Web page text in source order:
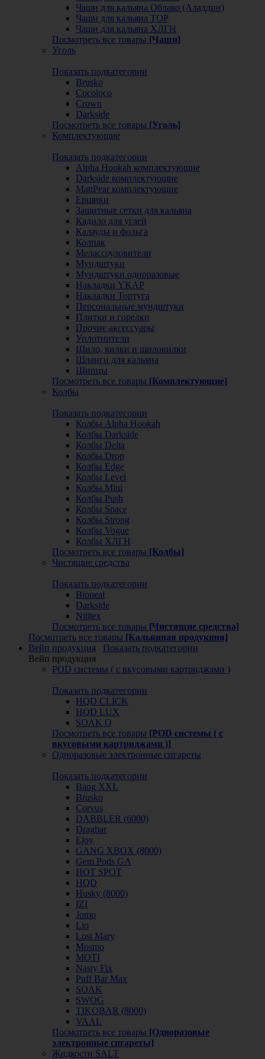
Чаши для кальяна Облако (Аладдин)
Чаши для кальяна ТОР
Чаши для кальяна ХЛГН
Посмотреть все товары [Чаши]
Уголь
Показать подкатегории
Brusko
Cocoloco
Crown
Darkside
Посмотреть все товары [Уголь]
Комплектующие
Показать подкатегории
Alpha Hookah комплектующие
Darkside комплектующие
MattPear комплектующие
Ершики
Защитные сетки для кальяна
Кадило для углей
Калауды и фольга
Колпак
Мелассоуловители
Мундштуки
Мундштуки одноразовые
Накладки YKAP
Накладки Тортуга
Персональные мундштуки
Плитки и горелки
Прочие аксессуары
Уплотнители
Шило, вилки и шиловилки
Шланги для кальяна
Щипцы
Посмотреть все товары [Комплектующие]
Колбы
Показать подкатегории
Колбы Alpha Hookah
Колбы Darkside
Колбы Delta
Колбы Drop
Колбы Edge
Колбы Level
Колбы Mini
Колбы Push
Колбы Space
Колбы Strong
Колбы Vogue
Колбы ХЛГН
Посмотреть все товары [Колбы]
Чистящие средства
Показать подкатегории
Bioneat
Darkside
Nilitex
Посмотреть все товары [Чистящие средства]
Посмотреть все товары [Кальянная продукция]
Вейп продукция
Показать подкатегории
Вейп продукция
POD системы ( с вкусовыми картриджами )
Показать подкатегории
HQD CLICK
HQD LUX
SOAK Q
Посмотреть все товары [POD системы ( с
вкусовыми картриджами )]
Одноразовые электронные сигареты
Показать подкатегории
Bang XXL
Brusko
Corvus
DABBLER (6000)
Dragbar
Ejoy
GANG XBOX (8000)
Gem Pods GA
HOT SPOT
HQD
Husky (8000)
IZI
Jomo
Lio
Lost Mary
Mosmo
MOTI
Nasty Fix
Puff Bar Max
SOAK
SWOG
TIKOBAR (8000)
VAAL
Посмотреть все товары [Одноразовые
электронные сигареты]
Жидкости SALT